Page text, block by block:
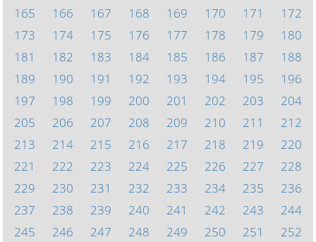
165
166 167 168 169 170 171
172
173
174 175 176 177 178 179
180
181
182 183 184 185 186 187
188
189
190 191 192 193 194 195
196
197
198 199 200 201 202 203
204
205
206 207 208 209 210 211
212
213
214 215 216 217 218 219
220
221
222 223 224 225 226 227
228
229
230 231 232 233 234 235
236
237
238 239 240 241 242 243
244
245
246 247 248 249 250 251
252